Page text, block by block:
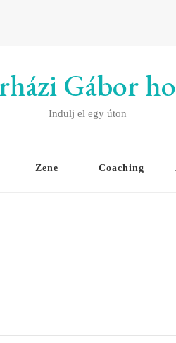
Gábor
Indulj el egy úton
Zene Coaching